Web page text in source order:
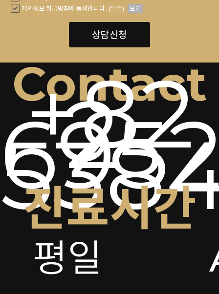
개인정보 취급방침에 동의합니다. (필수)
보기
상담신청
Contact
+82
2-
진료시간
평일